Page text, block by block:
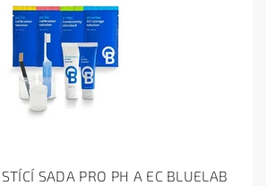
SADA PRO PH A EC BLUELAB